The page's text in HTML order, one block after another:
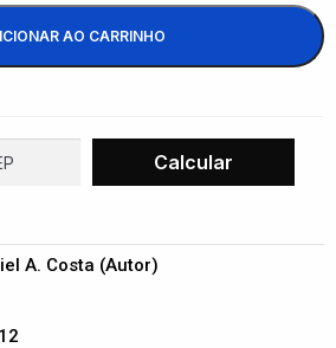
AO CARRINHO
A. Costa (Autor)